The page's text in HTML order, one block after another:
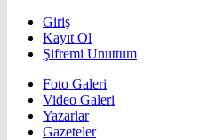
Giriş
Kayıt Ol
Şifremi Unuttum
Foto Galeri
Video Galeri
Yazarlar
Gazeteler